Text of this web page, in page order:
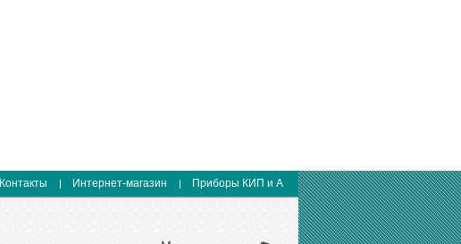
Контакты Интернет-магазин Приборы КИП и А